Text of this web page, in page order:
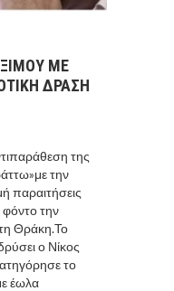
ΜΕ
ΔΡΑΣΗ
της
την
παραιτήσεις
την
Θράκη.Το
ο Νίκος
το
έωλα